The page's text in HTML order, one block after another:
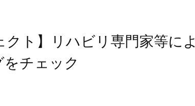
クト】リハビリ専門家等によ
チェック